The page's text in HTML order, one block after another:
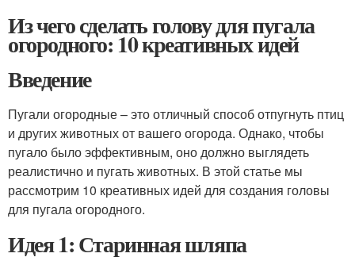
Из чего сделать голову для пугала
огородного: 10 креативных идей
Введение
Пугали огородные – это отличный способ отпугнуть птиц
и других животных от вашего огорода. Однако, чтобы
пугало было эффективным, оно должно выглядеть
реалистично и пугать животных. В этой статье мы
рассмотрим 10 креативных идей для создания головы
для пугала огородного.
Идея 1: Старинная шляпа